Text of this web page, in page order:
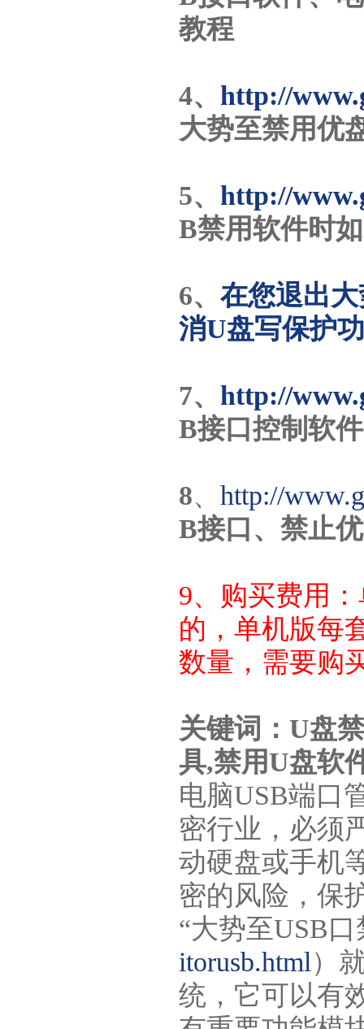
教程
4、 http://
大势至禁用优
5、 http://
B禁用软件时
6、 在您退出
消U盘写保护
7、 http://
B接口控制软
8、 http://
B接口、禁止
9、购买费用
的，单机版每
数量，需要购
关键词：U盘
具,禁用U盘软
电脑USB端口
密行业，必须
动硬盘或手机
密的风险，保
“大势至USB
itorusb.html）
统，它可以有